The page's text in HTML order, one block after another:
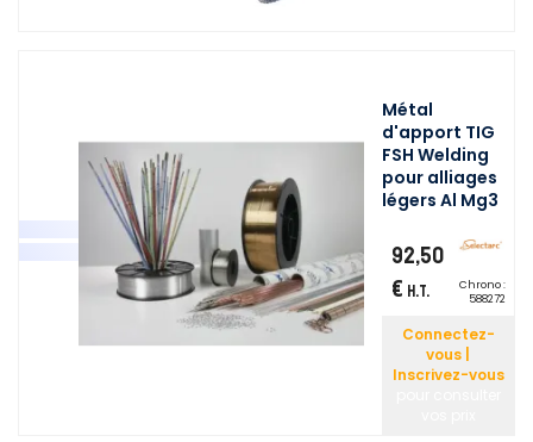
Métal
d'apport TIG
FSH Welding
pour alliages
légers Al Mg3
92,50
€ H.T.
Chrono :
588272
Connectez-
vous |
Inscrivez-vous